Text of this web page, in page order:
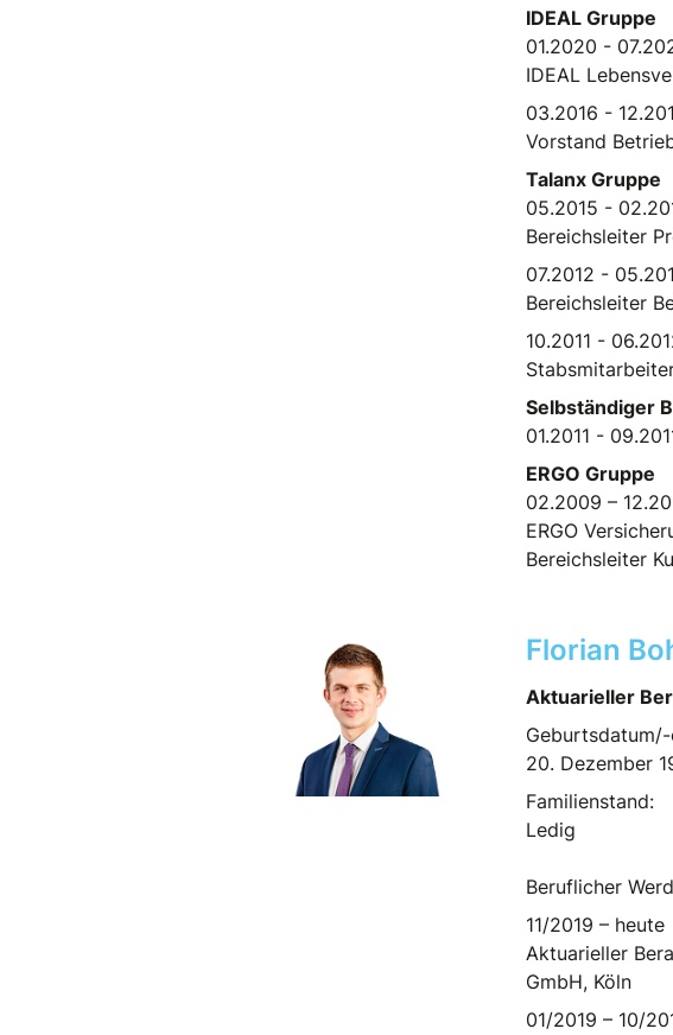
IDEAL Gruppe
01.2020 -
IDEAL
03.2016 -
Vorstand
Talanx Gruppe
05.2015 -
Bereichsleiter
07.2012 -
Bereichsleiter
10.2011 -
Selbständiger
01.2011 -
ERGO Gruppe
02.2009 –
ERGO
Bereichsleiter
Florian
Aktuarieller
20. Dezember
Familienstand:
Ledig
Beruflicher
11/2019 – heute
Aktuarieller
GmbH, Köln
01/2019 – 10/